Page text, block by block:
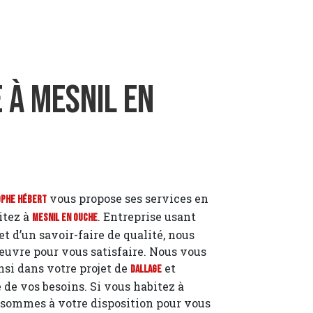
Mesnil en
Hébert vous propose ses services en
à Mesnil en Ouche. Entreprise usant
d’un savoir-faire de qualité, nous
pour vous satisfaire. Nous vous
dans votre projet de Dallage et
de vos besoins. Si vous habitez à
sommes à votre disposition pour vous